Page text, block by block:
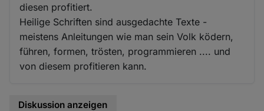
diesen profitiert.
Heilige Schriften sind ausgedachte Texte -
meistens Anleitungen wie man sein Volk ködern,
führen, formen, trösten, programmieren .... und
von diesem profitieren kann.
Diskussion anzeigen